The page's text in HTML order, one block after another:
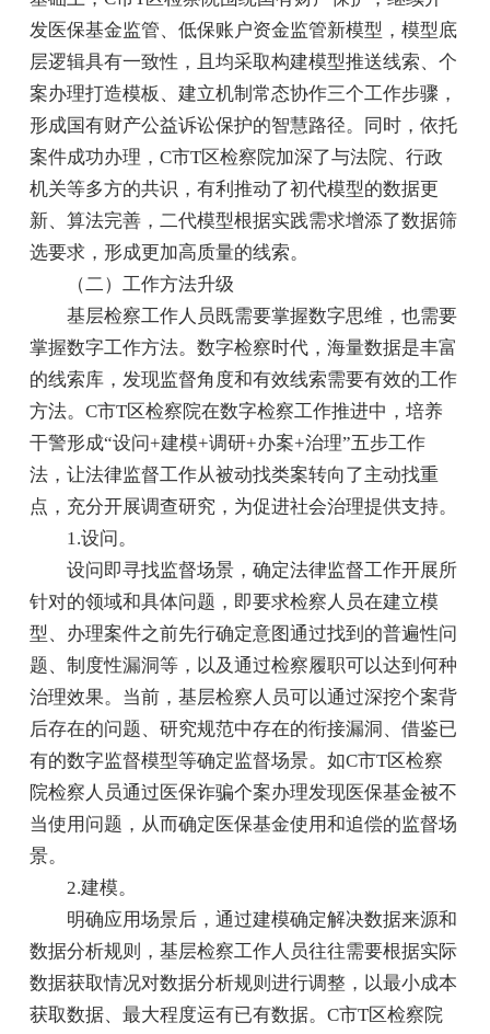
发医保基金监管、低保账户资金监管新模型，模型底
层逻辑具有一致性，且均采取构建模型推送线索、个
案办理打造模板、建立机制常态协作三个工作步骤，
形成国有财产公益诉讼保护的智慧路径。同时，依托
案件成功办理，C市T区检察院加深了与法院、行政
机关等多方的共识，有利推动了初代模型的数据更
新、算法完善，二代模型根据实践需求增添了数据筛
选要求，形成更加高质量的线索。
（二）工作方法升级
基层检察工作人员既需要掌握数字思维，也需要
掌握数字工作方法。数字检察时代，海量数据是丰富
的线索库，发现监督角度和有效线索需要有效的工作
方法。C市T区检察院在数字检察工作推进中，培养
干警形成“设问+建模+调研+办案+治理”五步工作
法，让法律监督工作从被动找类案转向了主动找重
点，充分开展调查研究，为促进社会治理提供支持。
1.设问。
设问即寻找监督场景，确定法律监督工作开展所
针对的领域和具体问题，即要求检察人员在建立模
型、办理案件之前先行确定意图通过找到的普遍性问
题、制度性漏洞等，以及通过检察履职可以达到何种
治理效果。当前，基层检察人员可以通过深挖个案背
后存在的问题、研究规范中存在的衔接漏洞、借鉴已
有的数字监督模型等确定监督场景。如C市T区检察
院检察人员通过医保诈骗个案办理发现医保基金被不
当使用问题，从而确定医保基金使用和追偿的监督场
景。
2.建模。
明确应用场景后，通过建模确定解决数据来源和
数据分析规则，基层检察工作人员往往需要根据实际
数据获取情况对数据分析规则进行调整，以最小成本
获取数据、最大程度运有已有数据。C市T区检察院